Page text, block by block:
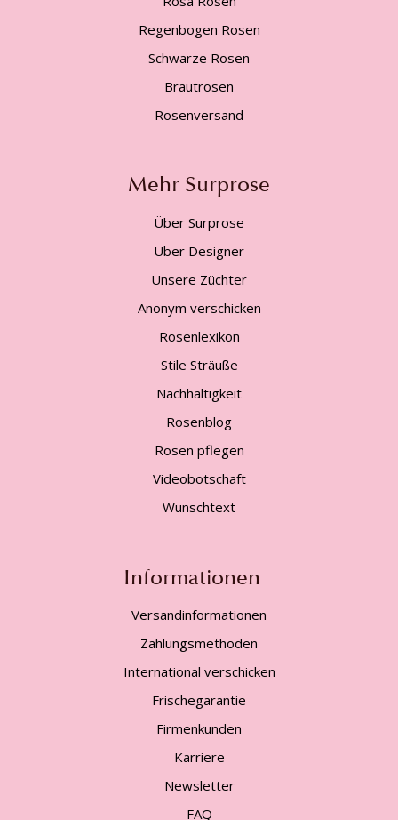
Regenbogen Rosen
Schwarze Rosen
Brautrosen
Rosenversand
Mehr Surprose
Über Surprose
Über Designer
Unsere Züchter
Anonym verschicken
Rosenlexikon
Stile Sträuße
Nachhaltigkeit
Rosenblog
Rosen pflegen
Videobotschaft
Wunschtext
Informationen
Versandinformationen
Zahlungsmethoden
International verschicken
Frischegarantie
Firmenkunden
Karriere
Newsletter
FAQ